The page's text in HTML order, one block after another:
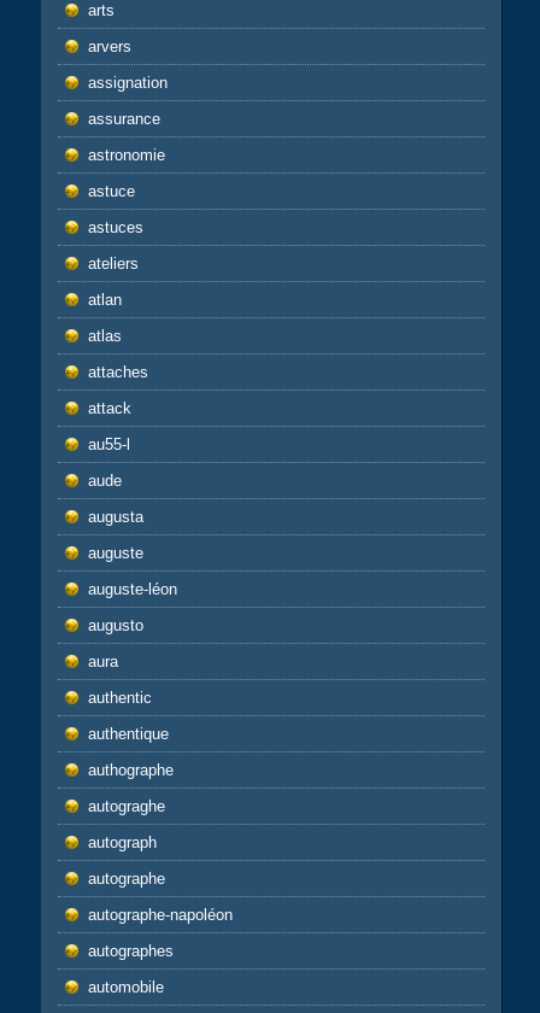
arts
arvers
assignation
assurance
astronomie
astuce
astuces
ateliers
atlan
atlas
attaches
attack
au55-l
aude
augusta
auguste
auguste-léon
augusto
aura
authentic
authentique
authographe
autograghe
autograph
autographe
autographe-napoléon
autographes
automobile